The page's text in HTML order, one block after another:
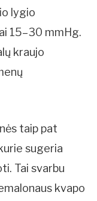
lygio
15–30 mmHg.
kraujo
taip pat
sugeria
Tai svarbu
kvapo